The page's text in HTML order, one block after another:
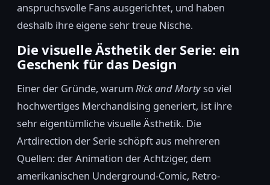
anspruchsvolle Fans ausgerichtet, und haben
deshalb ihre eigene sehr treue Nische.
Die visuelle Ästhetik der Serie: ein
Geschenk für das Design
Einer der Gründe, warum Rick and Mortyso viel
hochwertiges Merchandising generiert, ist ihre
sehr eigentümliche visuelle Ästhetik. Die
Artdirection der Serie schöpft aus mehreren
Quellen: der Animation der Achtziger, dem
amerikanischen Underground-Comic, Retro-